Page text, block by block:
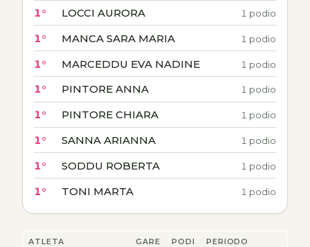
1° LOCCI AURORA 1 podio
1° MANCA SARA MARIA 1 podio
1° MARCEDDU EVA NADINE 1 podio
1° PINTORE ANNA 1 podio
1° PINTORE CHIARA 1 podio
1° SANNA ARIANNA 1 podio
1° SODDU ROBERTA 1 podio
1° TONI MARTA 1 podio
ATLETA GARE PODI PERIODO